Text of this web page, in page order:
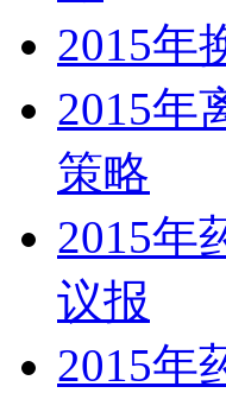
2015年
2015年
策略
2015年
议报
2015年